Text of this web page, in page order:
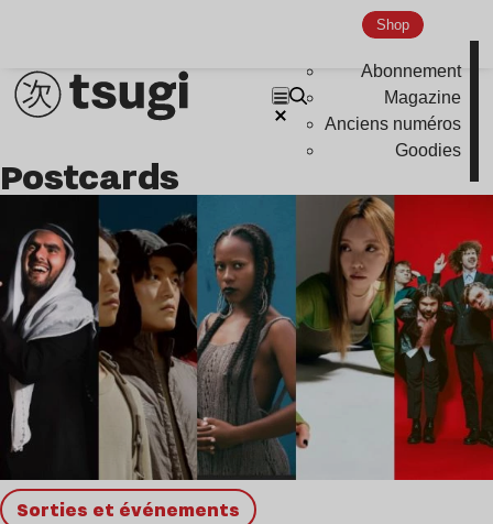
Shop
Abonnement
Magazine
Anciens numéros
Goodies
Postcards
Sorties et événements